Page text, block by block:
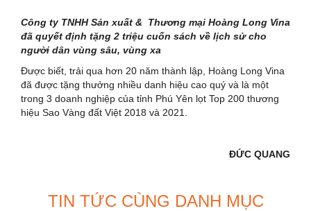
Công ty TNHH Sản xuất & Thương mại Hoàng Long Vina
đã quyết định tặng 2 triệu cuốn sách về lịch sử cho
người dân vùng sâu, vùng xa
Được biết, trải qua hơn 20 năm thành lập, Hoàng Long Vina
đã được tặng thưởng nhiều danh hiệu cao quý và là một
trong 3 doanh nghiệp của tỉnh Phú Yên lọt Top 200 thương
hiệu Sao Vàng đất Việt 2018 và 2021.
ĐỨC QUANG
TIN TỨC CÙNG DANH MỤC